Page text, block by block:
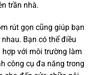
trần nhà.
rút gọn cũng giúp bạn
Bạn có thể điều
với môi trường làm
công cụ đa năng trong